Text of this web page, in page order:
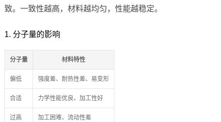
致。一致性越高，材料越均匀，性能越稳定。
1. 分子量的影响
分子量 材料特性
偏低 强度差、耐热性差、易变形
合适 力学性能优良、加工性好
过高 加工困难、流动性差